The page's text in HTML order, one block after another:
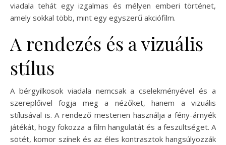
viadala tehát egy izgalmas és mélyen emberi történet,
amely sokkal több, mint egy egyszerű akciófilm.
A rendezés és a vizuális
stílus
A bérgyilkosok viadala nemcsak a cselekményével és a
szereplőivel fogja meg a nézőket, hanem a vizuális
stílusával is. A rendező mesterien használja a fény-árnyék
játékát, hogy fokozza a film hangulatát és a feszültséget. A
sötét, komor színek és az éles kontrasztok hangsúlyozzák